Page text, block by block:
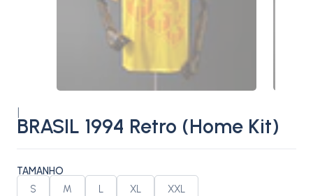
BRASIL 1994 Retro (Home Kit)
TAMANHO
S M L XL XXL